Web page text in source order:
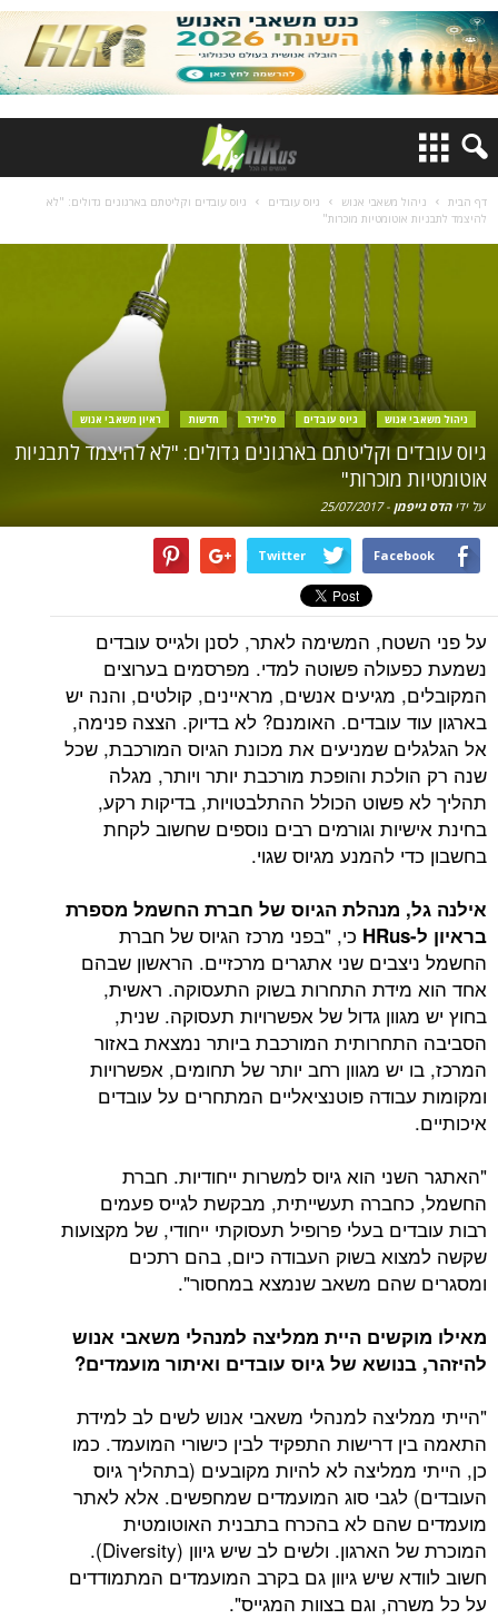
דף הבית ניהול משאבי אנוש גיוס עובדים
גיוס עובדים וקליטתם בארגונים גדולים: "לא
להיצמד לתבניות אוטומטיות מוכרות"
ניהול משאבי אנוש גיוס עובדים סליידר חדשות ראיון משאבי אנוש
גיוס עובדים וקליטתם בארגונים גדולים: "לא להיצמד לתבניות
אוטומטיות מוכרות"
על ידיהדס גייפמן -
25/07/2017
Facebook
Twitter
על פני השטח, המשימה לאתר, לסנן ולגייס עובדים
נשמעת כפעולה פשוטה למדי. מפרסמים בערוצים
המקובלים, מגיעים אנשים, מראיינים, קולטים, והנה יש
בארגון עוד עובדים. האומנם? לא בדיוק. הצצה פנימה,
אל הגלגלים שמניעים את מכונת הגיוס המורכבת, שכל
שנה רק הולכת והופכת מורכבת יותר ויותר, מגלה
תהליך לא פשוט הכולל ההתלבטויות, בדיקות רקע,
בחינת אישיות וגורמים רבים נוספים שחשוב לקחת
בחשבון כדי להמנע מגיוס שגוי.
אילנה גל, מנהלת הגיוס של חברת החשמל מספרת
בראיון ל-HRus
כי, "בפני מרכז הגיוס של חברת
החשמל ניצבים שני אתגרים מרכזיים. הראשון שבהם
אחד הוא מידת התחרות בשוק התעסוקה. ראשית,
בחוץ יש מגוון גדול של אפשרויות תעסוקה. שנית,
הסביבה התחרותית המורכבת ביותר נמצאת באזור
המרכז, בו יש מגוון רחב יותר של תחומים, אפשרויות
ומקומות עבודה פוטנציאליים המתחרים על עובדים
איכותיים.
"האתגר השני הוא גיוס למשרות ייחודיות. חברת
החשמל, כחברה תעשייתית, מבקשת לגייס פעמים
רבות עובדים בעלי פרופיל תעסוקתי ייחודי, של מקצועות
שקשה למצוא בשוק העבודה כיום, בהם רתכים
ומסגרים שהם משאב שנמצא במחסור".
מאילו מוקשים היית ממליצה למנהלי משאבי אנוש
להיזהר, בנושא של גיוס עובדים ואיתור מועמדים?
"הייתי ממליצה למנהלי משאבי אנוש לשים לב למידת
התאמה בין דרישות התפקיד לבין כישורי המועמד. כמו
כן, הייתי ממליצה לא להיות מקובעים (בתהליך גיוס
העובדים) לגבי סוג המועמדים שמחפשים. אלא לאתר
מועמדים שהם לא בהכרח בתבנית האוטומטית
המוכרת של הארגון. ולשים לב שיש גיוון (Diversity).
חשוב לוודא שיש גיוון גם בקרב המועמדים המתמודדים
על כל משרה, וגם בצוות המגייס".